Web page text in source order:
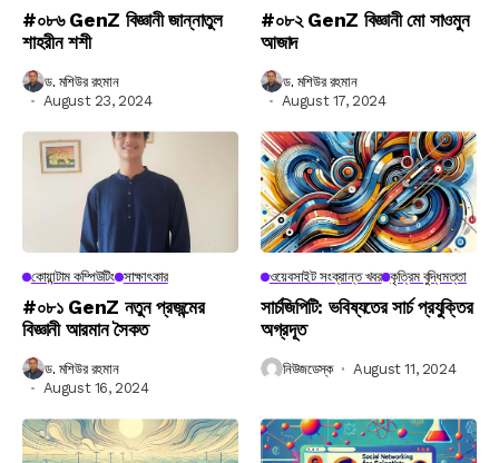
#০৮৬ GenZ বিজ্ঞানী জান্নাতুল
শাহরীন শশী
ড. মশিউর রহমান
August 23, 2024
#০৮২ GenZ বিজ্ঞানী মো সাওমুন
আজাদ
ড. মশিউর রহমান
August 17, 2024
কোয়ান্টাম কম্পিউটিং সাক্ষাৎকার
#০৮১ GenZ নতুন প্রজন্মের
বিজ্ঞানী আরমান সৈকত
ড. মশিউর রহমান
August 16, 2024
ওয়েবসাইট সংক্রান্ত খবর কৃত্রিম বুদ্ধিমত্তা
সার্চজিপিটি: ভবিষ্যতের সার্চ প্রযুক্তির
অগ্রদূত
নিউজডেস্ক August 11, 2024